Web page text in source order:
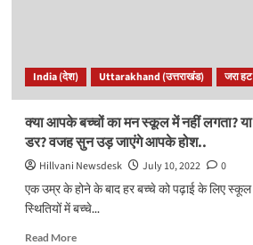
भविष्यवाणियों
हुई
सच
साबित..
India (देश) Uttarakhand (उत्तराखंड) जरा
क्या आपके बच्‍चों का मन स्‍कूल में नहीं लगता?
डर? वजह सुन उड़ जाएंगे आपके होश..
Hillvani Newsdesk July 10, 2022
0
एक उम्र के होने के बाद हर बच्‍चे को पढ़ाई के लिए
स्थितियों में बच्‍चे...
Read MoreRead